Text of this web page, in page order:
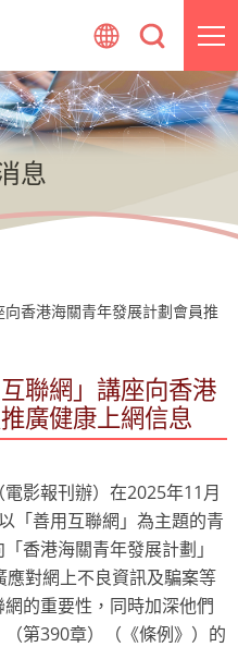
息
香港海關青年發展計劃會員推
聯網」講座向香港
廣健康上網信息
影報刊辦）在2025年11月
「善用互聯網」為主題的青
香港海關青年發展計劃」
應對網上不良資訊及騙案等
的重要性，同時加深他們
第390章）（《條例》）的